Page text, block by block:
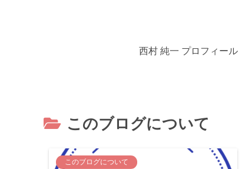
西村 純一 プロフィール
このブログについて
このブログについて